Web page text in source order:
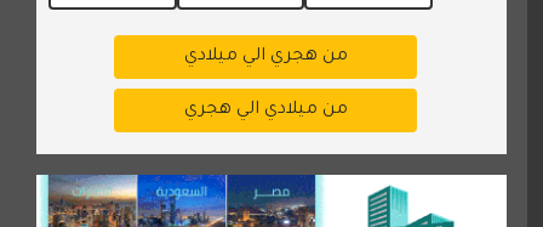
من هجري الي ميلادي
من ميلادي الي هجري